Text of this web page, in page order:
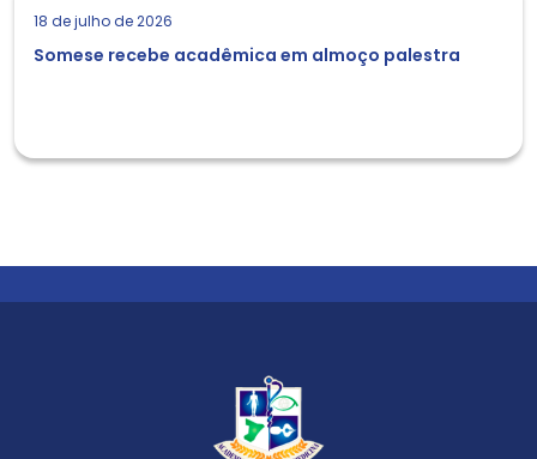
18 de julho de 2026
Somese recebe acadêmica em almoço palestra